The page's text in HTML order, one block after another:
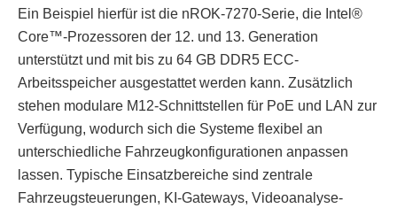
Ein Beispiel hierfür ist die nROK-7270-Serie, die Intel®
Core™-Prozessoren der 12. und 13. Generation
unterstützt und mit bis zu 64 GB DDR5 ECC-
Arbeitsspeicher ausgestattet werden kann. Zusätzlich
stehen modulare M12-Schnittstellen für PoE und LAN zur
Verfügung, wodurch sich die Systeme flexibel an
unterschiedliche Fahrzeugkonfigurationen anpassen
lassen. Typische Einsatzbereiche sind zentrale
Fahrzeugsteuerungen, KI-Gateways, Videoanalyse-